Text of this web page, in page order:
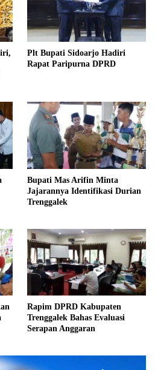
Plt Bupati Sidoarjo Hadiri
Rapat Paripurna DPRD
Bupati Mas Arifin Minta
Jajarannya Identifikasi Durian
Trenggalek
Rapim DPRD Kabupaten
Trenggalek Bahas Evaluasi
Serapan Anggaran